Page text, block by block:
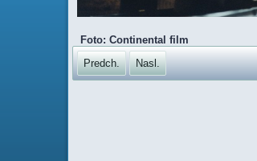
Foto: Continental film
Predch.
Nasl.